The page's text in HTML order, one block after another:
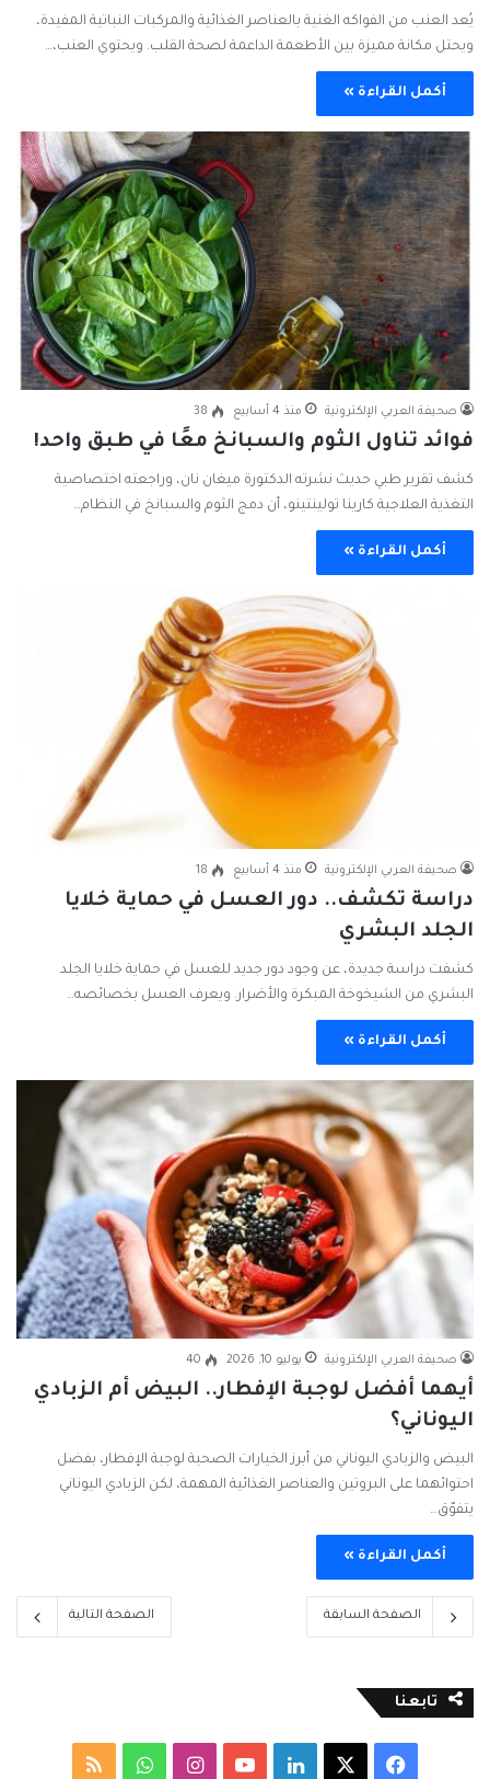
يُعد العنب من الفواكه الغنية بالعناصر الغذائية والمركبات النباتية المفيدة،
ويحتل مكانة مميزة بين الأطعمة الداعمة لصحة القلب. ويحتوي العنب،…
أكمل القراءة »
صحيفة العربي الإلكترونية منذ 4 أسابيع 38
فوائد تناول الثوم والسبانخ معًا في طبق واحد!
كشف تقرير طبي حديث نشرته الدكتورة ميغان نان، وراجعته اختصاصية
التغذية العلاجية كارينا تولينتينو، أن دمج الثوم والسبانخ في النظام…
أكمل القراءة »
صحيفة العربي الإلكترونية منذ 4 أسابيع 18
دراسة تكشف.. دور العسل في حماية خلايا
الجلد البشري
كشفت دراسة جديدة، عن وجود دور جديد للعسل في حماية خلايا الجلد
البشري من الشيخوخة المبكرة والأضرار. ويعرف العسل بخصائصه…
أكمل القراءة »
صحيفة العربي الإلكترونية يوليو 10, 2026 40
أيهما أفضل لوجبة الإفطار.. البيض أم الزبادي
اليوناني؟
البيض والزبادي اليوناني من أبرز الخيارات الصحية لوجبة الإفطار، بفضل
احتوائهما على البروتين والعناصر الغذائية المهمة، لكن الزبادي اليوناني
يتفوّق…
أكمل القراءة »
الصفحة السابقة الصفحة التالية
تابعنا